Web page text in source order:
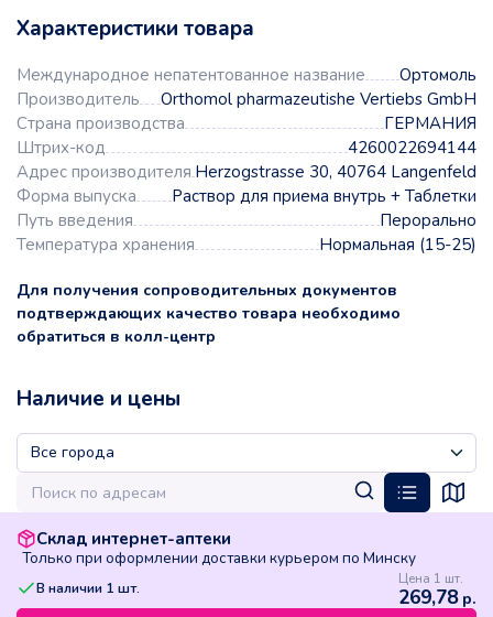
Характеристики товара
Международное непатентованное название
Ортомоль
Производитель
Orthomol pharmazeutishe Vertiebs GmbH
Страна производства
ГЕРМАНИЯ
Штрих-код
4260022694144
Адрес производителя Herzogstrasse 30, 40764 Langenfeld
Форма выпуска
Раствор для приема внутрь + Таблетки
Путь введения
Перорально
Температура хранения
Нормальная (15-25)
Для получения сопроводительных документов
подтверждающих качество товара необходимо
обратиться в колл-центр
Наличие и цены
Склад интернет-аптеки
Только при оформлении доставки курьером по Минску
В наличии 1 шт. Цена 1 шт.
269,78р.